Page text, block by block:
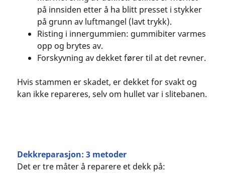
på innsiden etter å ha blitt presset i stykker
på grunn av luftmangel (lavt trykk).
Risting i innergummien: gummibiter varmes
opp og brytes av.
Forskyvning av dekket fører til at det revner.
Hvis stammen er skadet, er dekket for svakt og
kan ikke repareres, selv om hullet var i slitebanen.
Dekkreparasjon: 3 metoder
Det er tre måter å reparere et dekk på: